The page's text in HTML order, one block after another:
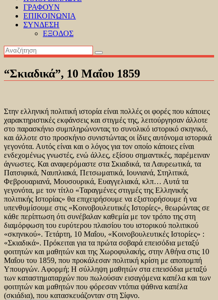
ΓΡΑΦΟΥΝ
ΕΠΙΚΟΙΝΩΝΙΑ
ΣΥΝΔΕΣΗ
ΕΞΟΔΟΣ
“Σκιαδικά”, 10 Μαΐου 1859
Στην ελληνική πολιτική ιστορία είναι πολλές οι φορές που κάποιες
χαρακτηριστικές εκφάνσεις και στιγμές της, λειτούργησαν άλλοτε
στο παρασκήνιο συμπληρώνοντας το συνολικό ιστορικό σκηνικό,
και άλλοτε στο προσκήνιο συνιστώντας οι ίδιες αυτόνομα ιστορικά
γεγονότα. Αυτός είναι και ο λόγος για τον οποίο κάποιες είναι
ενδεχομένως γνωστές, ενώ άλλες, εξίσου σημαντικές, παρέμειναν
άγνωστες. Και αναφερόμαστε στα Σκιαδικά, τα Λαυρεωτικά, τα
Πατσιφικά, Ναυπλιακά, Πετσωματικά, Ιουνιανά, Στηλιτικά,
Φεβρουαριανά, Μουσουρικά, Ευαγγελιακά, κλπ… Αυτά τα
γεγονότα, με τον τίτλο «Ταραγμένες στιγμές της Ελληνικής
πολιτικής Ιστορίας» θα επιχειρήσουμε να εξιστορήσουμε ή να
υπενθυμίσουμε στις «Κοινοβουλευτικές Ιστορίες», θεωρώντας σε
κάθε περίπτωση ότι συνέβαλαν καθεμία με τον τρόπο της στη
διαμόρφωση του ευρύτερου πλαισίου του ιστορικού πολιτικού
«σκηνικού». Τετάρτη, 10 Μαΐου, «Κοινοβουλευτικές Ιστορίες» :
«Σκιαδικά». Πρόκειται για τα πρώτα σοβαρά επεισόδια μεταξύ
φοιτητών και μαθητών και της Χωροφυλακής, στην Αθήνα στις 10
Μαΐου του 1859, που προκάλεσαν πολιτική κρίση με αποπομπή
Υπουργών. Αφορμή; Η σύλληψη μαθητών στα επεισόδια μεταξύ
των καταστηματαρχών που πωλούσαν εισαγόμενα καπέλα και των
φοιτητών και μαθητών που φόρεσαν ντόπια ψάθινα καπέλα
(σκιάδια), που κατασκευάζονταν στη Σίφνο.